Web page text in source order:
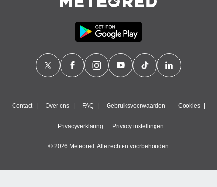
Contact Over ons FAQ Gebruiksvoorwaarden Cookies
Privacyverklaring Privacy instellingen
© 2026 Meteored. Alle rechten voorbehouden